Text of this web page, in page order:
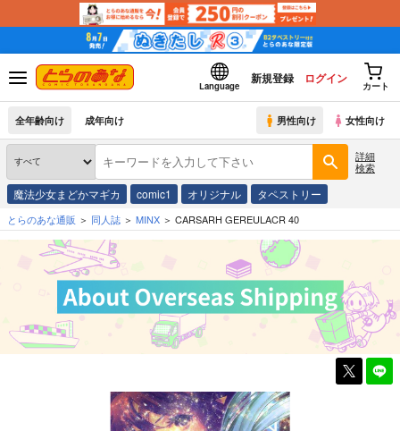
Language
新規登録 ログイン
カート
全年齢向け 成年向け 男性向け 女性向け
詳細
検索
魔法少女まどかマギカ comic1 オリジナル タペストリー
とらのあな通販 同人誌 MINX CARSARH GEREULACR 40